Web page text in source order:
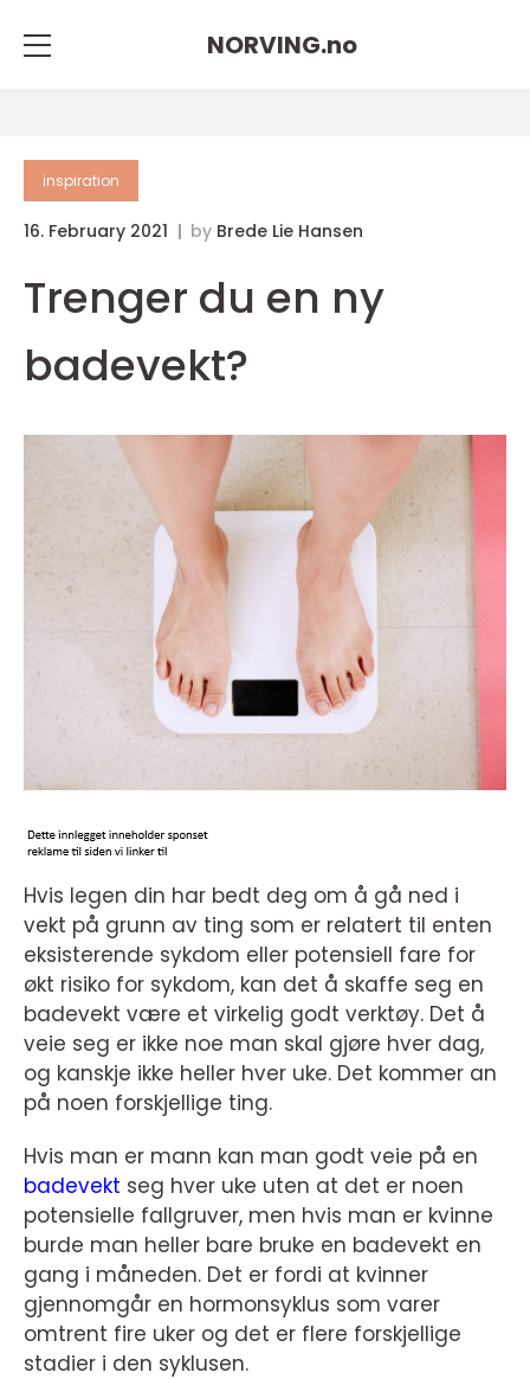
NORVING.no
inspiration
16. February 2021 by Brede Lie Hansen
Trenger du en ny
badevekt?
Hvis legen din har bedt deg om å gå ned i
vekt på grunn av ting som er relatert til enten
eksisterende sykdom eller potensiell fare for
økt risiko for sykdom, kan det å skaffe seg en
badevekt være et virkelig godt verktøy. Det å
veie seg er ikke noe man skal gjøre hver dag,
og kanskje ikke heller hver uke. Det kommer an
på noen forskjellige ting.
Hvis man er mann kan man godt veie på en
badevekt seg hver uke uten at det er noen
potensielle fallgruver, men hvis man er kvinne
burde man heller bare bruke en badevekt en
gang i måneden. Det er fordi at kvinner
gjennomgår en hormonsyklus som varer
omtrent fire uker og det er flere forskjellige
stadier i den syklusen.